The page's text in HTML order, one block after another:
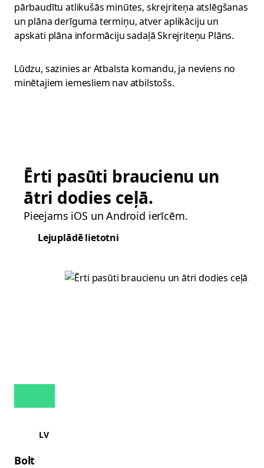
pārbaudītu atlikušās minūtes, skrejriteņa atslēgšanas
un plāna derīguma termiņu, atver aplikāciju un
apskati plāna informāciju sadaļā Skrejriteņu Plāns.
Lūdzu, sazinies ar Atbalsta komandu, ja neviens no
minētajiem iemesliem nav atbilstošs.
Ērti pasūti braucienu un
ātri dodies ceļā.
Pieejams iOS un Android ierīcēm.
Lejuplādē lietotni
LV
Bolt